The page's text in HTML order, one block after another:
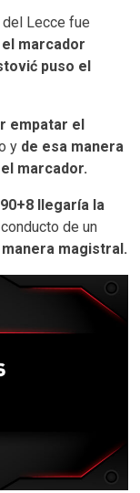
Lecce fue
marcador
puso el
empatar el
y de esa manera
marcador.
llegaría la
de un
magistral.